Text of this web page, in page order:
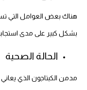
هناك بعض العوامل التي
بشكل كبير على مدى
الحالة الصحية
مدمن الكبتاجون الذي